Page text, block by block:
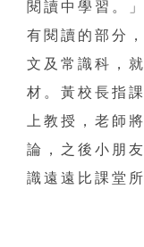
閱讀中學習。
有閱讀的部分
文及常識科，
材。黃校長指
上教授，老師
論，之後小朋
識遠遠比課堂